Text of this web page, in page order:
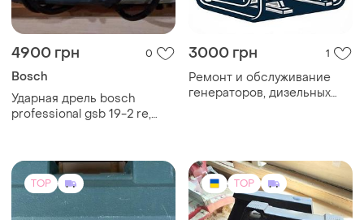
4900 грн 0
Bosch
Ударная дрель bosch
professional gsb 19-2 re,
3000 грн 1
Ремонт и обслуживание
генераторов, дизельных
TOP TOP